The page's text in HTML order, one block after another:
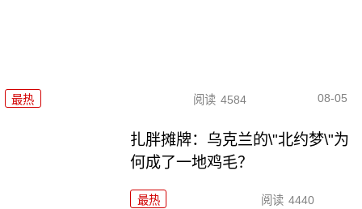
最热 阅读 4584 08-05
扎胖摊牌：乌克兰的\"北约梦\"为
何成了一地鸡毛？
最热 阅读 4440